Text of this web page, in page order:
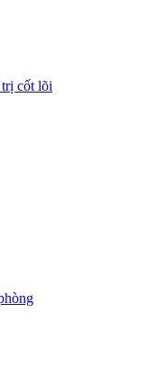
cốt lõi